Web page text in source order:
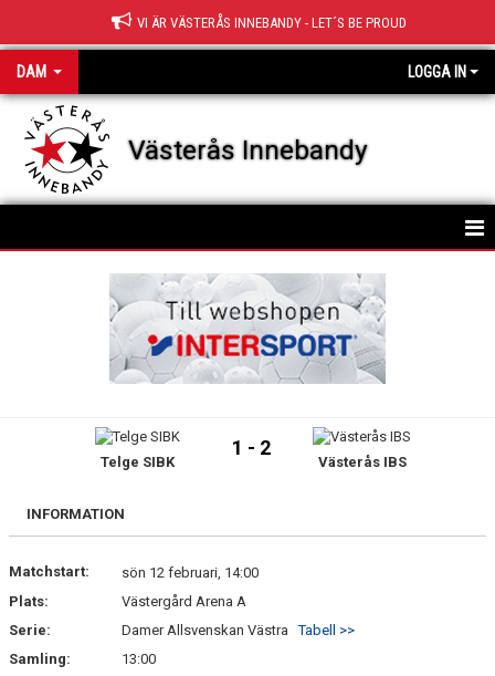
VI ÄR VÄSTERÅS INNEBANDY - LET´S BE PROUD
DAM LOGGA IN
Västerås Innebandy
Telge SIBK
1 - 2
Västerås IBS
INFORMATION
Matchstart:
sön 12 februari, 14:00
Plats:
Västergård Arena A
Serie:
Damer Allsvenskan VästraTabell >>
Samling:
13:00